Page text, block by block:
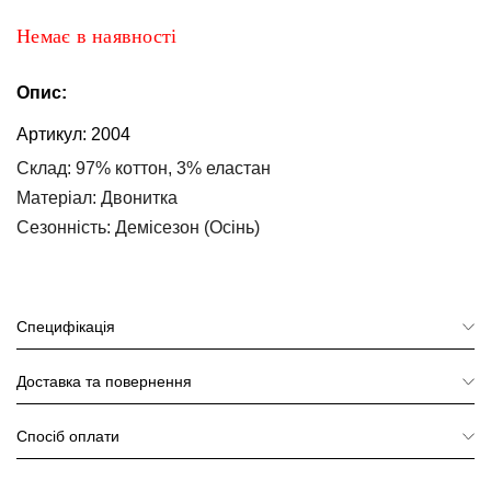
боді
білизна
сумки
Туніки та
комбінезони
Спідниці
Піжами
Немає в наявності
Опис:
Артикул: 2004
Склад: 97% коттон, 3% еластан
Матеріал: Двонитка
Сезонність: Демісезон (Осінь)
Специфікація
Доставка та повернення
Спосіб оплати